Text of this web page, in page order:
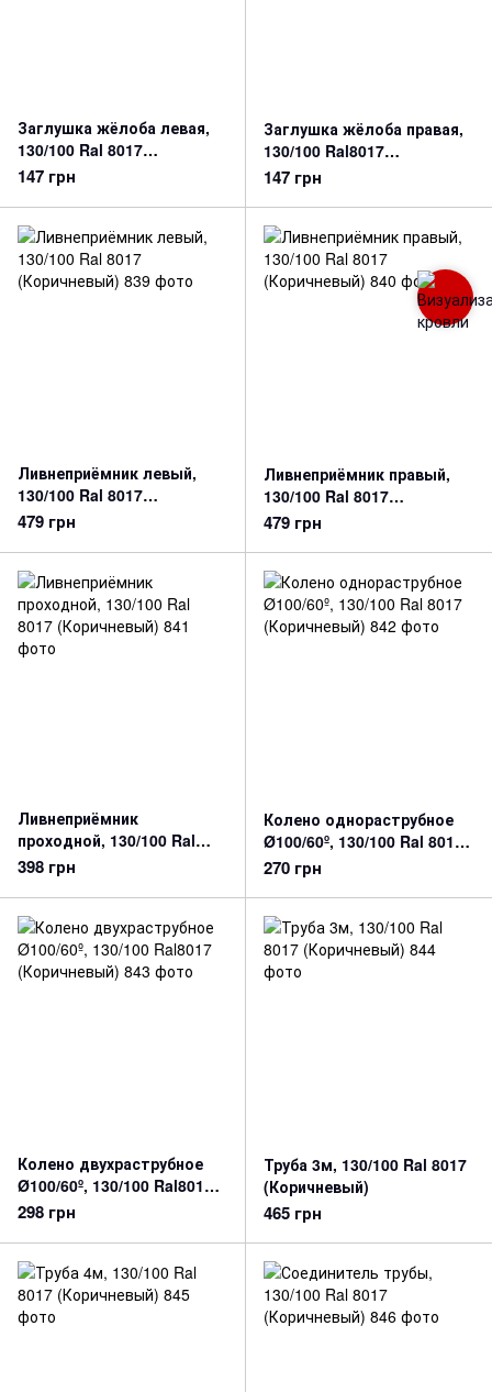
Заглушка жёлоба левая,
130/100 Ral 8017
(Коричневый)
147 грн
Заглушка жёлоба правая,
130/100 Ral8017
(Коричневый)
147 грн
Ливнеприёмник левый,
130/100 Ral 8017
(Коричневый)
479 грн
Ливнеприёмник правый,
130/100 Ral 8017
(Коричневый)
479 грн
Ливнеприёмник
проходной, 130/100 Ral
8017 (Коричневый)
398 грн
Колено однораструбное
Ø100/60º, 130/100 Ral 8017
(Коричневый)
270 грн
Колено двухраструбное
Ø100/60º, 130/100 Ral8017
(Коричневый)
298 грн
Труба 3м, 130/100 Ral 8017
(Коричневый)
465 грн